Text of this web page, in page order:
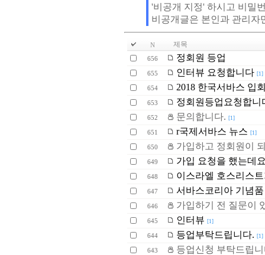
'비공개 지정' 하시고 비밀
비공개글은 본인과 관리자
N 제목
656 정회원 등업
655 인터뷰 요청합니다 [1]
654 2018 한국서바스 입
653 정회원등업요청합니
652 문의합니다. [1]
651 r국제서바스 뉴스 [1]
650 가입하고 정회원이
649 가입 요청을 했는데
648 이스라엘 호스리스
647 서바스코리아 기념품
646 가입하기 전 질문이
645 인터뷰 [1]
644 등업부탁드립니다. [1]
643 등업신청 부탁드립